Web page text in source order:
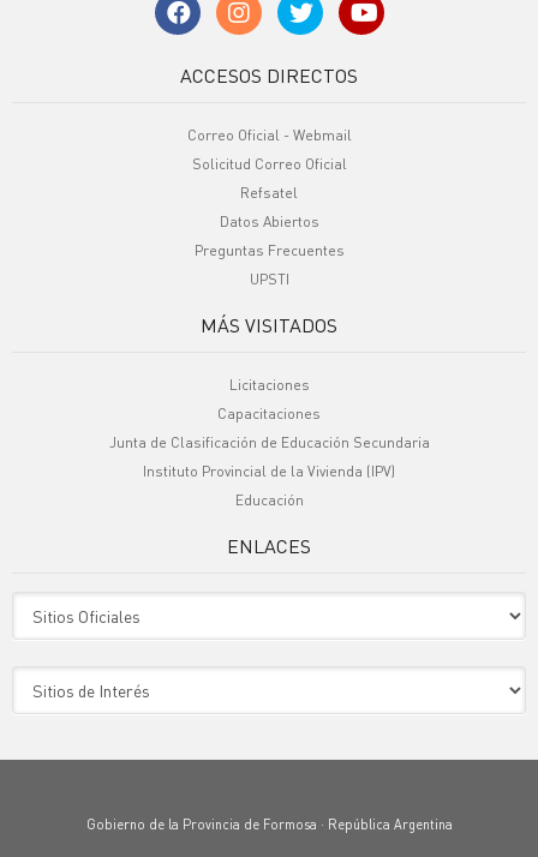
ACCESOS DIRECTOS
Correo Oficial - Webmail
Solicitud Correo Oficial
Refsatel
Datos Abiertos
Preguntas Frecuentes
UPSTI
MÁS VISITADOS
Licitaciones
Capacitaciones
Junta de Clasificación de Educación Secundaria
Instituto Provincial de la Vivienda (IPV)
Educación
ENLACES
Gobierno de la Provincia de Formosa · República Argentina